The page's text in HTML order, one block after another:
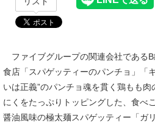
ファイブグループの関連会社である
食店「スパゲッティーのパンチョ」「
いは正義”のパンチョ魂を貫く鶏もも
にくをたっぷりトッピングした、食べ
醤油風味の極太麺スパゲッティー「ガ